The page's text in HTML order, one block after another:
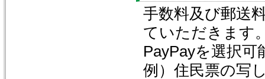
手数料及び郵送
ていただきます
PayPayを選択可
例）住民票の写